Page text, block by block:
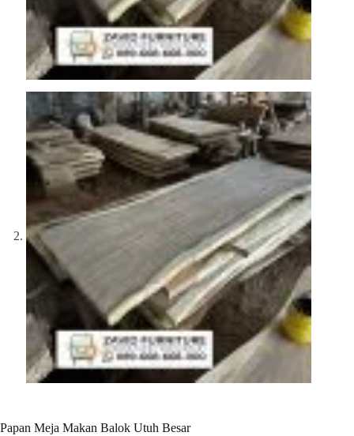
Papan Meja Makan Balok Utuh Besar